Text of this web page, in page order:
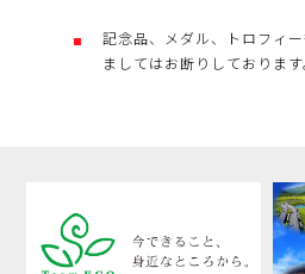
記念品、メダル、トロフィ
ましてはお断りしております